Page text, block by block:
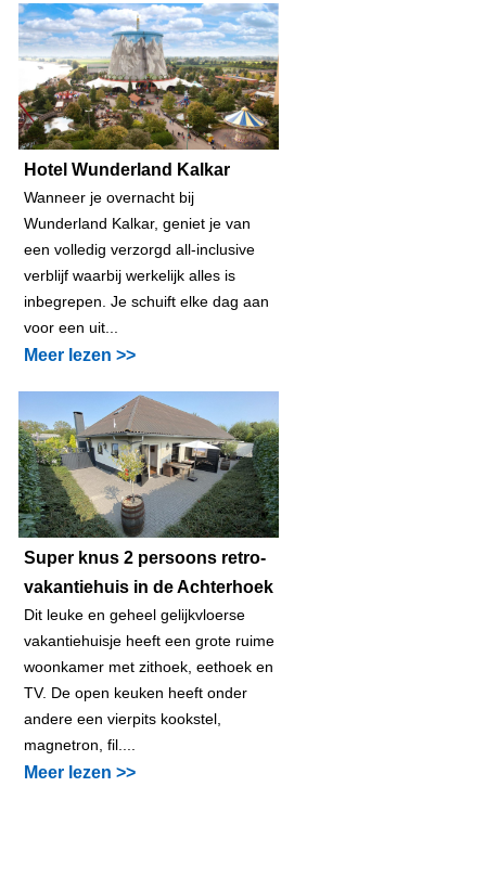
Hotel Wunderland Kalkar
Wanneer je overnacht bij
Wunderland Kalkar, geniet je van
een volledig verzorgd all-inclusive
verblijf waarbij werkelijk alles is
inbegrepen. Je schuift elke dag aan
voor een uit...
Meer lezen >>
Super knus 2 persoons retro-
vakantiehuis in de Achterhoek
Dit leuke en geheel gelijkvloerse
vakantiehuisje heeft een grote ruime
woonkamer met zithoek, eethoek en
TV. De open keuken heeft onder
andere een vierpits kookstel,
magnetron, fil....
Meer lezen >>